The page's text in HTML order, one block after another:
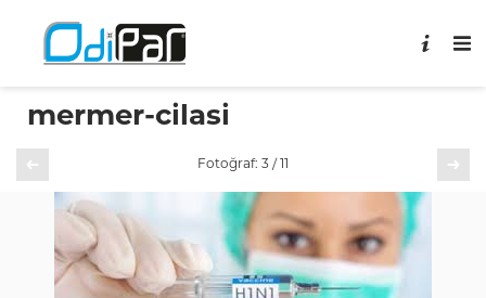
mermer-cilasi
Fotoğraf: 3 / 11